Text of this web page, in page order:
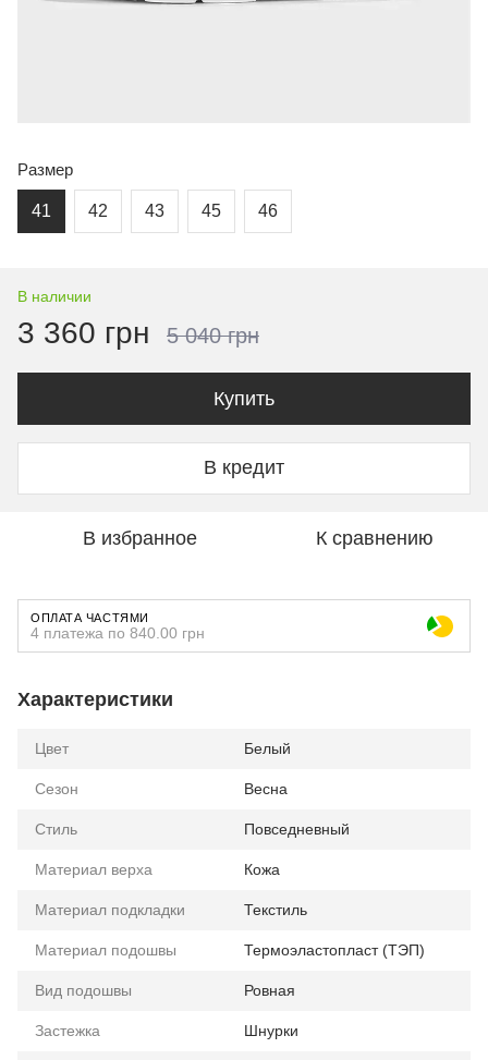
Размер
41 42 43 45 46
В наличии
3 360 грн 5 040 грн
Купить
В кредит
В избранное К сравнению
ОПЛАТА ЧАСТЯМИ
4 платежа по 840.00 грн
Характеристики
Цвет Белый
Сезон Весна
Стиль Повседневный
Материал верха Кожа
Материал подкладки Текстиль
Материал подошвы Термоэластопласт (ТЭП)
Вид подошвы Ровная
Застежка Шнурки